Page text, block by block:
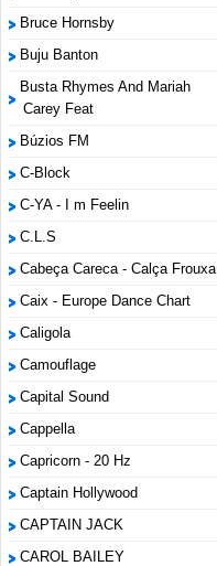
Bruce Hornsby
Buju Banton
Busta Rhymes And Mariah
Carey Feat
Búzios FM
C-Block
C-YA - I m Feelin
C.L.S
Cabeça Careca - Calça Frouxa
Caix - Europe Dance Chart
Caligola
Camouflage
Capital Sound
Cappella
Capricorn - 20 Hz
Captain Hollywood
CAPTAIN JACK
CAROL BAILEY